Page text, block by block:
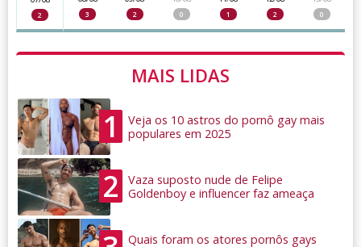
2 3 2 0 1 2 0
MAIS LIDAS
1
Veja os 10 astros do pornô gay mais
populares em 2025
2
Vaza suposto nude de Felipe
Goldenboy e influencer faz ameaça
Quais foram os atores pornôs gays